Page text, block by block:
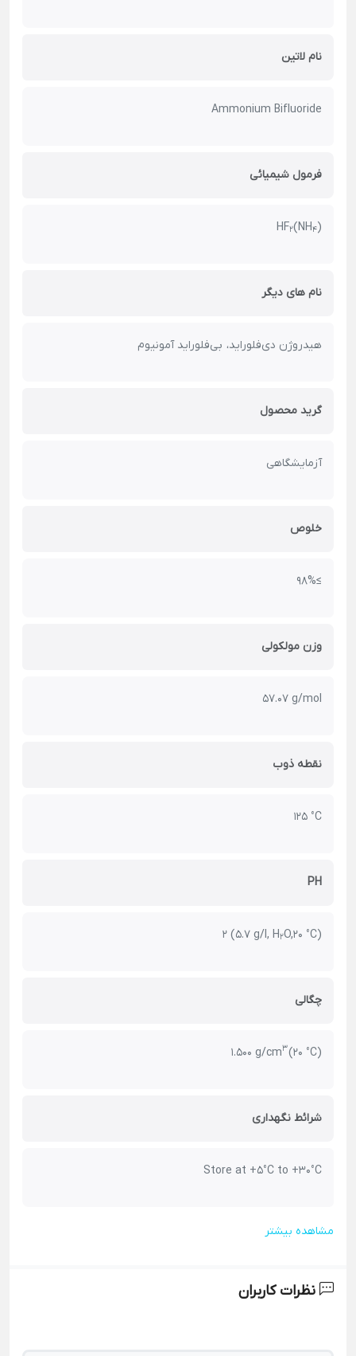
نام لاتین
Ammonium Bifluoride
فرمول شیمیائی
(NH
4
)HF
2
نام های دیگر
هیدروژن دی‌فلوراید، بی‌فلوراید آمونیوم
گرید محصول
آزمایشگاهی
خلوص
≥98%
وزن مولکولی
57.07 g/mol
نقطه ذوب
125 °C
PH
2 (5.7 g/l, H2O,20 °C)
چگالی
1.500 g/cm3(20 °C)
شرائط نگهداری
Store at +5°C to +30°C
مشاهده بیشتر
نظرات کاربران